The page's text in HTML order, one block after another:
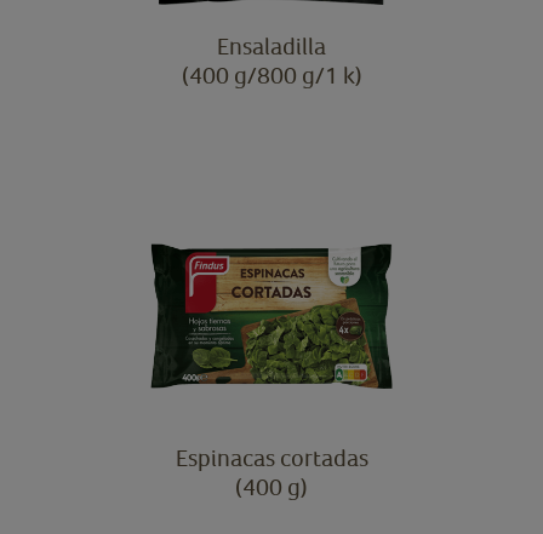
Ensaladilla
(400 g/800 g/1 k)
Espinacas cortadas
(400 g)